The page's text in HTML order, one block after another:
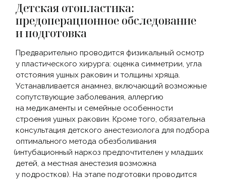
Детская отопластика:
предоперационное обследование
и подготовка
Предварительно проводится физикальный осмотр
у пластического хирурга: оценка симметрии, угла
отстояния ушных раковин и толщины хряща.
Устанавливается анамнез, включающий возможные
сопутствующие заболевания, аллергию
на медикаменты и семейные особенности
строения ушных раковин. Кроме того, обязательна
консультация детского анестезиолога для подбора
оптимального метода обезболивания
(интубационный наркоз предпочтителен у младших
детей, а местная анестезия возможна
у подростков). На этапе подготовки проводится